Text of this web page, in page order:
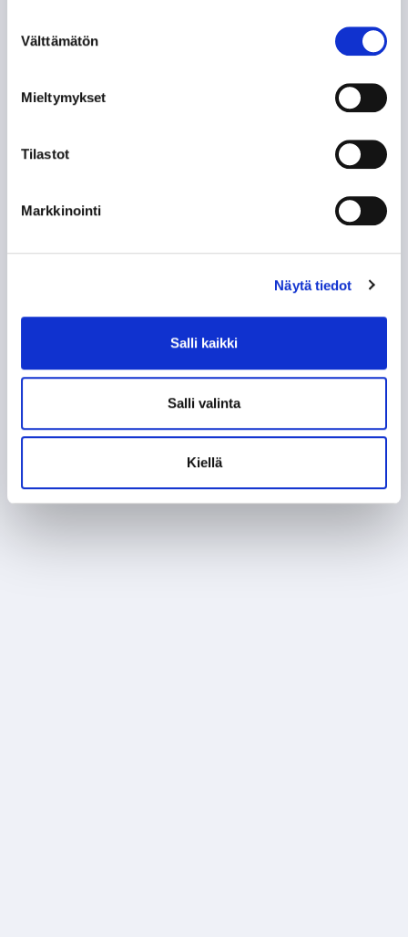
valinta
Välttämätön
Mieltymykset
Tilastot
Markkinointi
Näytä tiedot
Salli kaikki
Salli valinta
Kiellä